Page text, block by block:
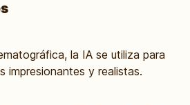
la IA se utiliza para
impresionantes y realistas.